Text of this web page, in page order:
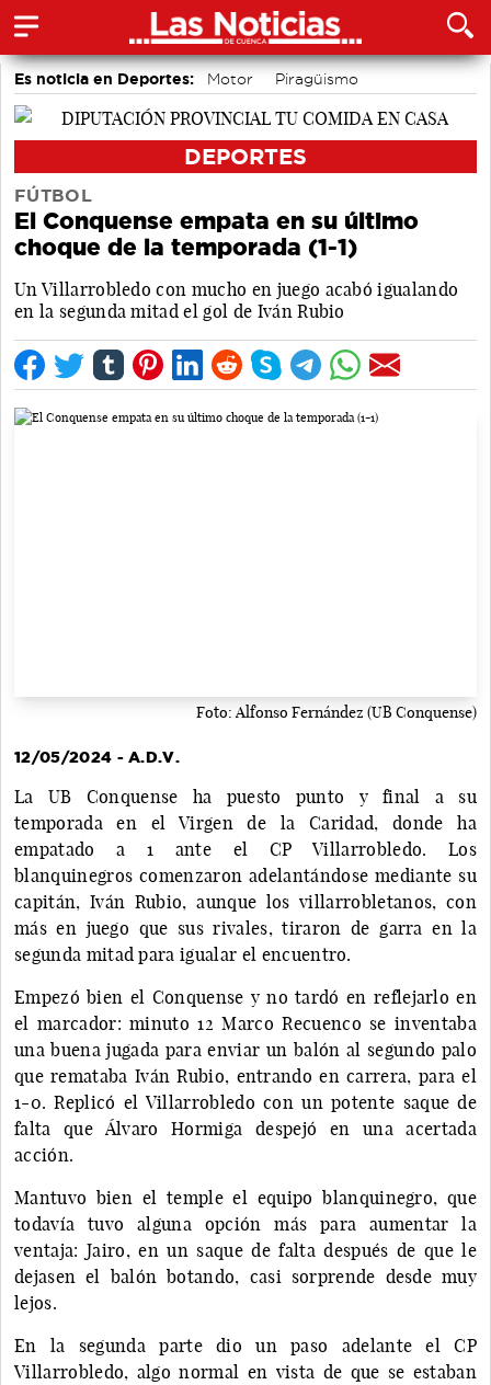
Es noticia en Deportes: Motor
Piragüismo
Área de Deportes
DEPORTES
FÚTBOL
El Conquense empata en su último
choque de la temporada (1-1)
Un Villarrobledo con mucho en juego acabó igualando
en la segunda mitad el gol de Iván Rubio
Foto: Alfonso Fernández (UB Conquense)
12/05/2024 - A.D.V.
La UB Conquense ha puesto punto y final a su
temporada en el Virgen de la Caridad, donde ha
empatado a 1 ante el CP Villarrobledo. Los
blanquinegros comenzaron adelantándose mediante su
capitán, Iván Rubio, aunque los villarrobletanos, con
más en juego que sus rivales, tiraron de garra en la
segunda mitad para igualar el encuentro.
Empezó bien el Conquense y no tardó en reflejarlo en
el marcador: minuto 12 Marco Recuenco se inventaba
una buena jugada para enviar un balón al segundo palo
que remataba Iván Rubio, entrando en carrera, para el
1-0. Replicó el Villarrobledo con un potente saque de
falta que Álvaro Hormiga despejó en una acertada
acción.
Mantuvo bien el temple el equipo blanquinegro, que
todavía tuvo alguna opción más para aumentar la
ventaja: Jairo, en un saque de falta después de que le
dejasen el balón botando, casi sorprende desde muy
lejos.
En la segunda parte dio un paso adelante el CP
Villarrobledo, algo normal en vista de que se estaban